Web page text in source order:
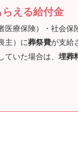
える給付金
医療保険）・社会保
主）に葬祭費が支給
ていた場合は、埋葬